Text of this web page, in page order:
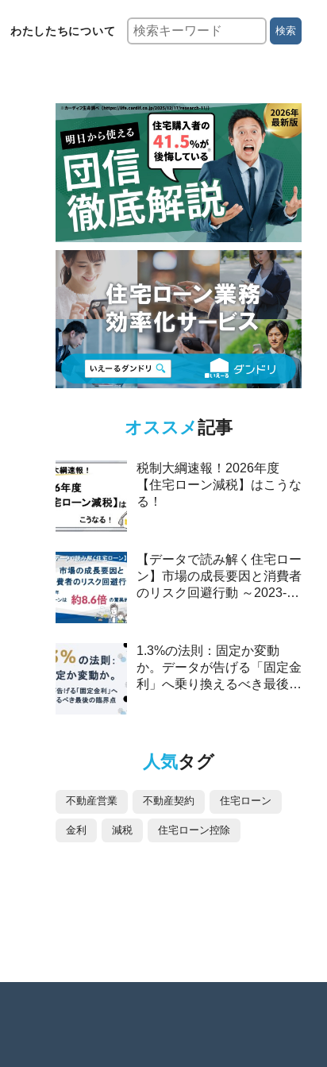
わたしたちについて 検索
オススメ記事
税制大綱速報！2026年度
【住宅ローン減税】はこうな
る！
【データで読み解く住宅ロー
ン】市場の成長要因と消費者
のリスク回避行動 ～2023-
1.3%の法則：固定か変動
か。データが告げる「固定金
利」へ乗り換えるべき最後の
人気タグ
不動産営業 不動産契約 住宅ローン
金利 減税 住宅ローン控除